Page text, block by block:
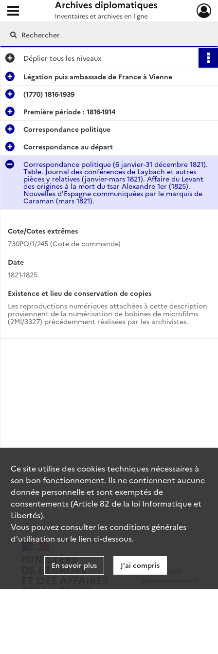
Archives diplomatiques
Ouvrir le menu déroulant
Déplier tous les niveaux
Légation puis ambassade de France à Vienne
(1770) 1816-1939
Première période : 1816-1914
Correspondance politique
Correspondance au départ
Correspondance politique (6 janvier-31 décembre 1821).
Table. Journal des conférences de Laybach et autres
pièces y relatives (janvier-mars 1821). Affaire du Levant
des origines à la mort du tsar Alexandre 1er (1825).
Nouvelles d'Espagne communiquées par le marquis de
Caraman (mars 1821).
Cote/Cotes extrêmes
730PO/1/245 (Cote de commande)
Date
1821-1825
Existence et lieu de conservation de copies
Les reproductions numériques attachées à cette description
proviennent de la numérisation de bobines de microfilms
(2MI/3327) précédemment réalisées par les archivistes.
data.gouv.fr
legifrance.gouv.fr
Ce site utilise descookiestechniques nécessaires à
son bon fonctionnement. Ils ne contiennent aucune
donnée personnelle et sont exemptés de
consentements (Article 82 de la loi Informatique et
Libertés).
Vous pouvez consulter les conditions générales
d’utilisation sur le lien ci-dessous.
En savoir plus J'ai compris